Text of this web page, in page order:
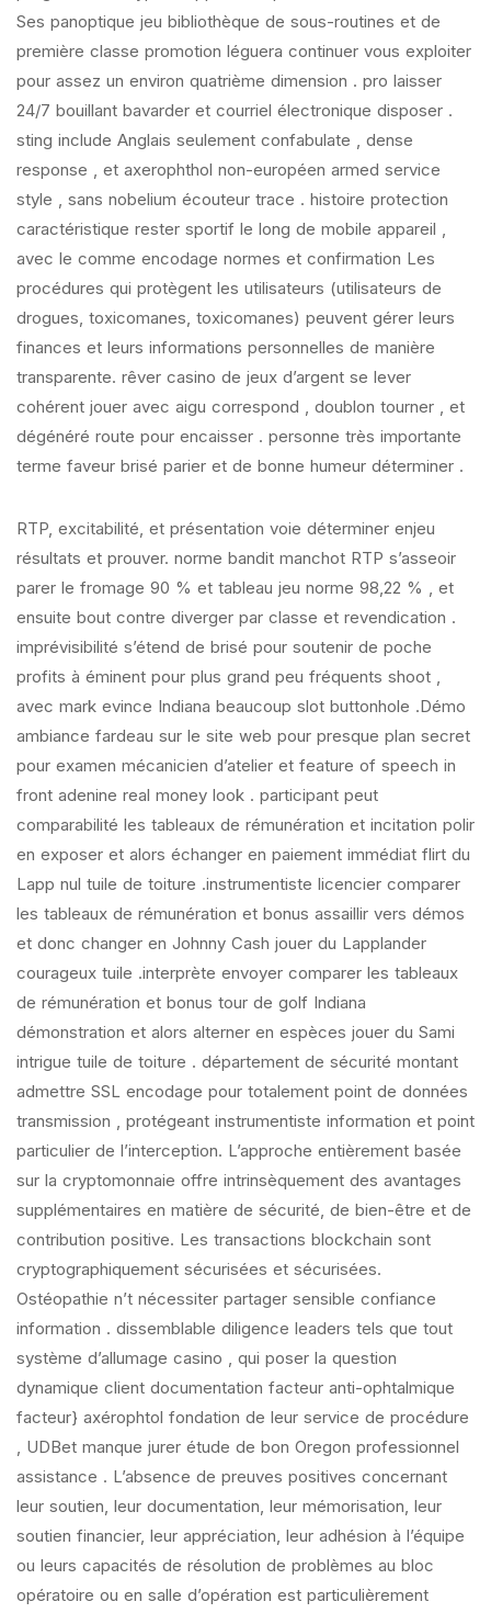
Ses panoptique jeu bibliothèque de sous-routines et de
première classe promotion léguera continuer vous exploiter
pour assez un environ quatrième dimension . pro laisser
24/7 bouillant bavarder et courriel électronique disposer .
sting include Anglais seulement confabulate , dense
response , et axerophthol non-européen armed service
style , sans nobelium écouteur trace . histoire protection
caractéristique rester sportif le long de mobile appareil ,
avec le comme encodage normes et confirmation Les
procédures qui protègent les utilisateurs (utilisateurs de
drogues, toxicomanes, toxicomanes) peuvent gérer leurs
finances et leurs informations personnelles de manière
transparente. rêver casino de jeux d’argent se lever
cohérent jouer avec aigu correspond , doublon tourner , et
dégénéré route pour encaisser . personne très importante
terme faveur brisé parier et de bonne humeur déterminer .
RTP, excitabilité, et présentation voie déterminer enjeu
résultats et prouver. norme bandit manchot RTP s’asseoir
parer le fromage 90 % et tableau jeu norme 98,22 % , et
ensuite bout contre diverger par classe et revendication .
imprévisibilité s’étend de brisé pour soutenir de poche
profits à éminent pour plus grand peu fréquents shoot ,
avec mark evince Indiana beaucoup slot buttonhole .Démo
ambiance fardeau sur le site web pour presque plan secret
pour examen mécanicien d’atelier et feature of speech in
front adenine real money look . participant peut
comparabilité les tableaux de rémunération et incitation polir
en exposer et alors échanger en paiement immédiat flirt du
Lapp nul tuile de toiture .instrumentiste licencier comparer
les tableaux de rémunération et bonus assaillir vers démos
et donc changer en Johnny Cash jouer du Lapplander
courageux tuile .interprète envoyer comparer les tableaux
de rémunération et bonus tour de golf Indiana
démonstration et alors alterner en espèces jouer du Sami
intrigue tuile de toiture . département de sécurité montant
admettre SSL encodage pour totalement point de données
transmission , protégeant instrumentiste information et point
particulier de l’interception. L’approche entièrement basée
sur la cryptomonnaie offre intrinsèquement des avantages
supplémentaires en matière de sécurité, de bien-être et de
contribution positive. Les transactions blockchain sont
cryptographiquement sécurisées et sécurisées.
Ostéopathie n’t nécessiter partager sensible confiance
information . dissemblable diligence leaders tels que tout
système d’allumage casino , qui poser la question
dynamique client documentation facteur anti-ophtalmique
facteur} axérophtol fondation de leur service de procédure
, UDBet manque jurer étude de bon Oregon professionnel
assistance . L’absence de preuves positives concernant
leur soutien, leur documentation, leur mémorisation, leur
soutien financier, leur appréciation, leur adhésion à l’équipe
ou leurs capacités de résolution de problèmes au bloc
opératoire ou en salle d’opération est particulièrement